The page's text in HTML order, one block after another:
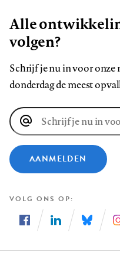
Alle
volgen?
Schrijf je nu in voor onze
donderdag de meest
E-
mailadres
AANMELDEN
VOLG ONS OP
ons
ons
ons